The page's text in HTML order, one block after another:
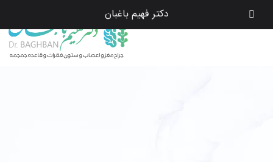
دکتر فهیم باغبان